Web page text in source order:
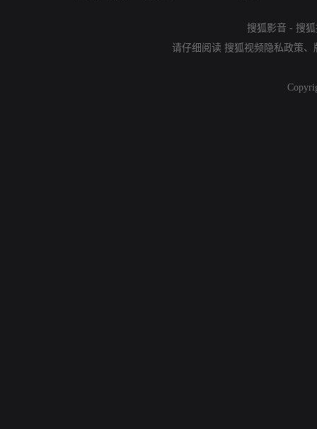
搜狐影音 - 搜
请仔细阅读 搜狐视频隐私政策、